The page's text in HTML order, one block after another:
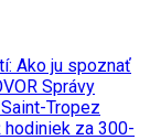
Ako ju spoznať
Správy
Tropez
hodiniek za 300-